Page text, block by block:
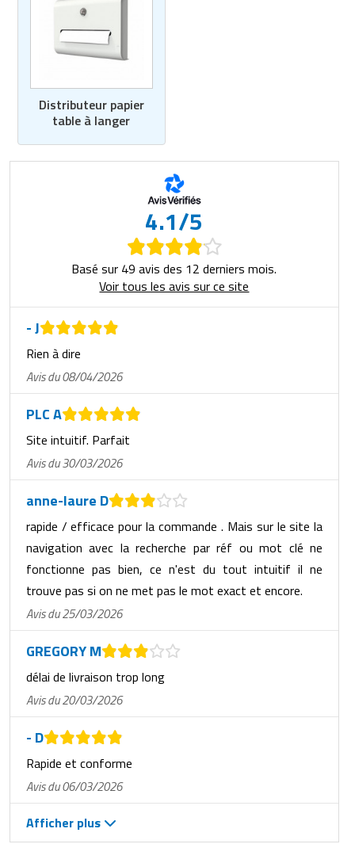
Matériel de musculation
Vêtement sportif
Rôtisserie professionnelle
Sautause professionnelle
Table de cuisson professionnelle
Vitrines réfrigérées
Distributeur papier
table à langer
4.1/5
Basé sur 49 avis des 12 derniers mois.
Voir tous les avis sur ce site
- J
Rien à dire
Avis du 08/04/2026
PLC A
Site intuitif. Parfait
Avis du 30/03/2026
anne-laure D
rapide / efficace pour la commande . Mais sur le site la
navigation avec la recherche par réf ou mot clé ne
fonctionne pas bien, ce n'est du tout intuitif il ne
trouve pas si on ne met pas le mot exact et encore.
Avis du 25/03/2026
GREGORY M
délai de livraison trop long
Avis du 20/03/2026
- D
Rapide et conforme
Avis du 06/03/2026
Afficher plus